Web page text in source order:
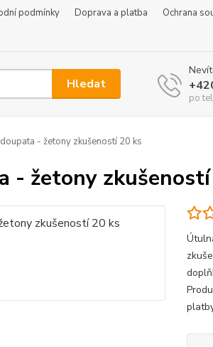
podmínky Doprava a platba
Ochrana
Hledat
po
- žetony zkušeností 20 ks
- žetony